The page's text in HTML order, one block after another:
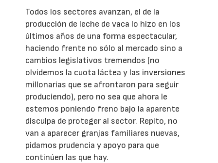
Todos los sectores avanzan, el de la
producción de leche de vaca lo hizo en los
últimos años de una forma espectacular,
haciendo frente no sólo al mercado sino a
cambios legislativos tremendos (no
olvidemos la cuota láctea y las inversiones
millonarias que se afrontaron para seguir
produciendo), pero no sea que ahora le
estemos poniendo freno bajo la aparente
disculpa de proteger al sector. Repito, no
van a aparecer granjas familiares nuevas,
pidamos prudencia y apoyo para que
continúen las que hay.